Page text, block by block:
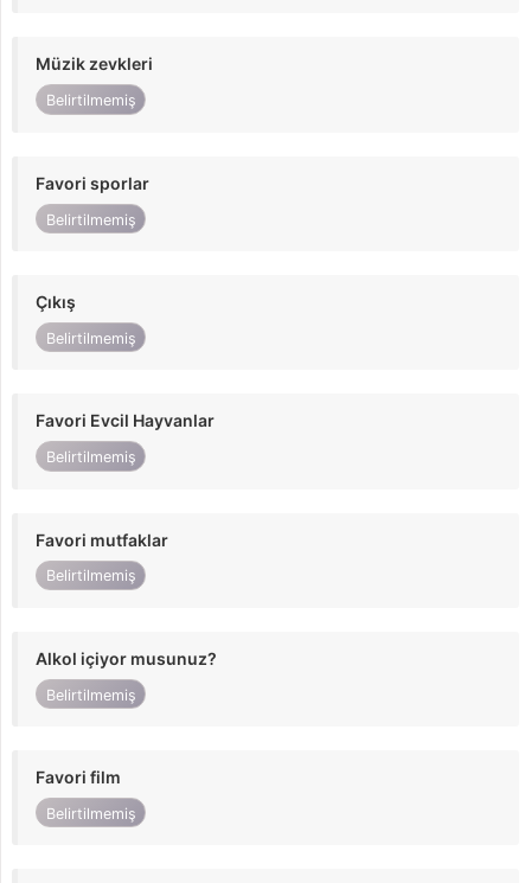
Müzik zevkleri
Belirtilmemiş
Favori sporlar
Belirtilmemiş
Çıkış
Belirtilmemiş
Favori Evcil Hayvanlar
Belirtilmemiş
Favori mutfaklar
Belirtilmemiş
Alkol içiyor musunuz?
Belirtilmemiş
Favori film
Belirtilmemiş